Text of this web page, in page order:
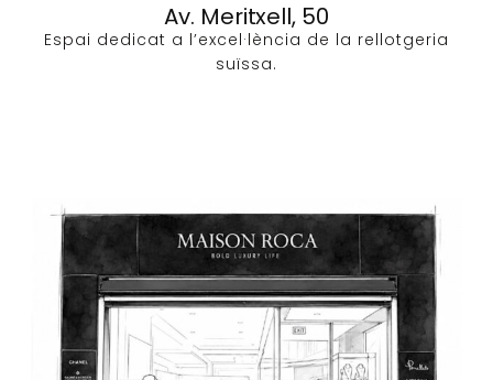
Av. Meritxell, 50
Espai dedicat a l’excel·lència de la rellotgeria
suïssa.